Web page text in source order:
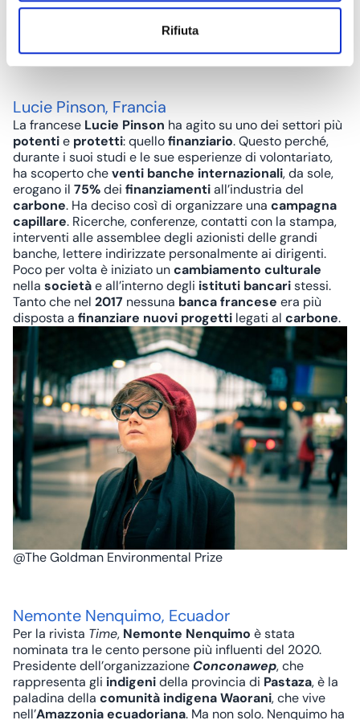
Rifiuta
@The Goldman Environmental Prize
Lucie Pinson, Francia
La francese Lucie Pinson ha agito su uno dei settori più
potentie protetti: quellofinanziario. Questo perché,
durante i suoi studi e le sue esperienze di volontariato,
ha scoperto cheventi banche internazionali, da sole,
erogano il 75%dei finanziamentiall’industria del
carbone. Ha deciso così di organizzare una campagna
capillare. Ricerche, conferenze, contatti con la stampa,
interventi alle assemblee degli azionisti delle grandi
banche, lettere indirizzate personalmente ai dirigenti.
Poco per volta è iniziato uncambiamento culturale
nella societàe all’interno degli istituti bancaristessi.
Tanto che nel 2017 nessuna banca francese era più
disposta a finanziare nuovi progetti legati al carbone.
@The Goldman Environmental Prize
Nemonte Nenquimo, Ecuador
Per la rivista Time, Nemonte Nenquimo è stata
nominata tra le cento persone più influenti del 2020.
Presidente dell’organizzazione Conconawep, che
rappresenta gli indigenidella provincia di Pastaza, è la
paladina della comunità indigena Waorani, che vive
nell’Amazzonia ecuadoriana. Ma non solo. Nenquimo ha